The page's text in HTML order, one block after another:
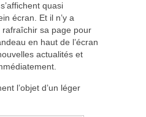
quasi
écran. Et il n’y a
sa page pour
en haut de l’écran
actualités et
l’objet d’un léger